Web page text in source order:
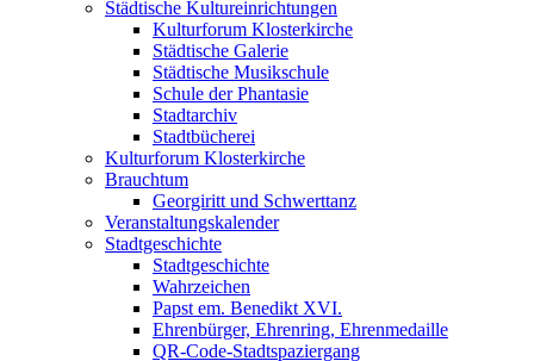
Städtische Kultureinrichtungen
Kulturforum Klosterkirche
Städtische Galerie
Städtische Musikschule
Schule der Phantasie
Stadtarchiv
Stadtbücherei
Kulturforum Klosterkirche
Brauchtum
Georgiritt und Schwerttanz
Veranstaltungskalender
Stadtgeschichte
Stadtgeschichte
Wahrzeichen
Papst em. Benedikt XVI.
Ehrenbürger, Ehrenring, Ehrenmedaille
QR-Code-Stadtspaziergang